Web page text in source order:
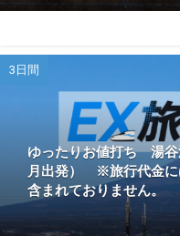
3日間
ゆったりお値打ち 湯
月出発） ※旅行代金に
含まれておりません。